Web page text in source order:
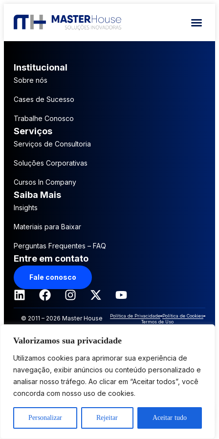
Valorizamos sua privacidade
Utilizamos cookies para aprimorar sua experiência de
navegação, exibir anúncios ou conteúdo personalizado e
analisar nosso tráfego. Ao clicar em “Aceitar todos”, você
concorda com nosso uso de cookies.
Personalizar Rejeitar Aceitar tudo
Institucional
Sobre nós
Cases de Sucesso
Trabalhe Conosco
Serviços
Serviços de Consultoria
Soluções Corporativas
Cursos In Company
Saiba Mais
Insights
Materiais para Baixar
Perguntas Frequentes – FAQ
Entre em contato
Fale conosco
© 2011 – 2026 Master House
direitos reservados
Política de Privacidade Política de Cookies
Termos de Uso